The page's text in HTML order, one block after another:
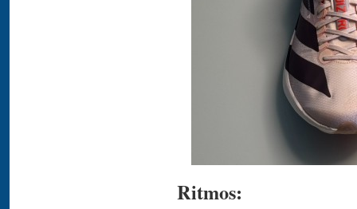
Ritmos: